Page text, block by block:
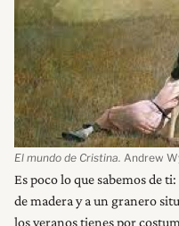
El mundo de Cristina. Andrew
Es poco lo que sabemos de
de madera y a un granero
los veranos tienes por